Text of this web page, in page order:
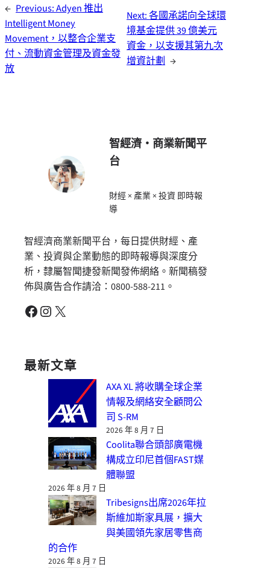
← Previous:Adyen 推出
Intelligent Money
Movement，以整合企業支
付、流動資金管理及資金發
放
Next:各國承諾向全球環
境基金提供 39 億美元
資金，以支援其第九次
增資計劃 →
智經濟・商業新聞平
台
財經 × 產業 × 投資 即時報
導
智經濟商業新聞平台，每日提供財經、產
業、投資與企業動態的即時報導與深度分
析，隸屬智聞捷發新聞發佈網絡。新聞稿發
佈與廣告合作請洽：0800-588-211。
Facebook Instagram X
最新文章
AXA XL 將收購全球企業
情報及網絡安全顧問公
司 S-RM
2026 年 8 月 7 日
Coolita聯合頭部廣電機
構成立印尼首個FAST媒
體聯盟
2026 年 8 月 7 日
Tribesigns出席2026年拉
斯維加斯家具展，擴大
與美國領先家居零售商
的合作
2026 年 8 月 7 日